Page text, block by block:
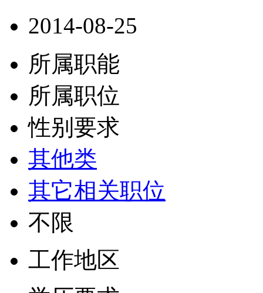
2014-08-25
所属职能
所属职位
性别要求
其他类
其它相关职位
不限
工作地区